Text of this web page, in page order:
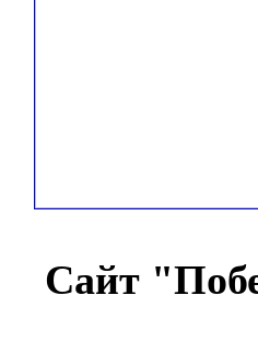
Сайт